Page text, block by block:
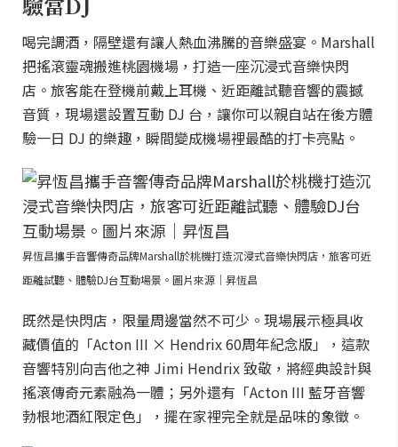
喝完調酒，隔壁還有讓人熱血沸騰的音樂盛宴。Marshall
把搖滾靈魂搬進桃園機場，打造一座沉浸式音樂快閃
店。旅客能在登機前戴上耳機、近距離試聽音響的震撼
音質，現場還設置互動 DJ 台，讓你可以親自站在後方體
驗一日 DJ 的樂趣，瞬間變成機場裡最酷的打卡亮點。
昇恆昌攜手音響傳奇品牌Marshall於桃機打造沉浸式音樂快閃店，旅客可近
距離試聽、體驗DJ台互動場景。圖片來源｜昇恆昌
既然是快閃店，限量周邊當然不可少。現場展示極具收
藏價值的「Acton III × Hendrix 60周年紀念版」，這款
音響特別向吉他之神 Jimi Hendrix 致敬，將經典設計與
搖滾傳奇元素融為一體；另外還有「Acton III 藍牙音響
勃根地酒紅限定色」，擺在家裡完全就是品味的象徵。